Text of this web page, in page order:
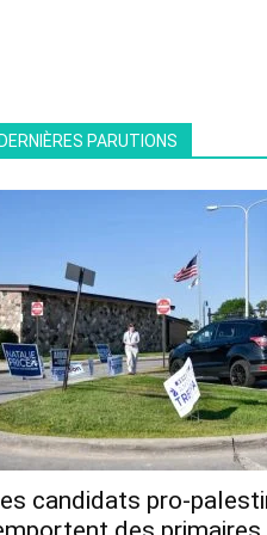
PARUTIONS
candidats pro-